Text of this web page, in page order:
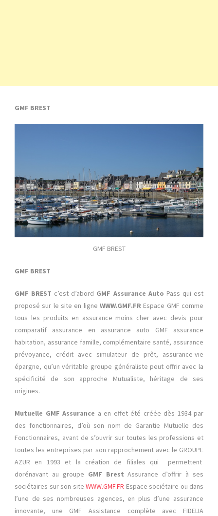
GMF BREST
GMF BREST
GMF BREST
GMF BREST c’est d’abord GMF Assurance Auto Pass qui est
proposé sur le site en ligne WWW.GMF.FR Espace GMF comme
tous les produits en assurance moins cher avec devis pour
comparatif assurance en assurance auto
GMF assurance
habitation, assurance famille, complémentaire santé, assurance
prévoyance, crédit avec simulateur de prêt, assurance-vie
épargne, qu’un véritable groupe généraliste peut offrir avec la
spécificité de son approche Mutualiste, héritage de ses
origines.
Mutuelle GMF Assurance a en effet été créée dès 1934 par
des fonctionnaires, d’où son nom de Garantie Mutuelle des
Fonctionnaires, avant de s’ouvrir sur toutes les professions et
toutes les entreprises par son rapprochement avec le GROUPE
AZUR en 1993 et la création de filiales qui permettent
dorénavant au groupe GMF BrestAssurance d’offrir à ses
sociétaires sur son site WWW.GMF.FR Espace sociétaire ou dans
l’une de ses nombreuses agences, en plus d’une assurance
innovante, une GMF Assistance complète avec FIDELIA